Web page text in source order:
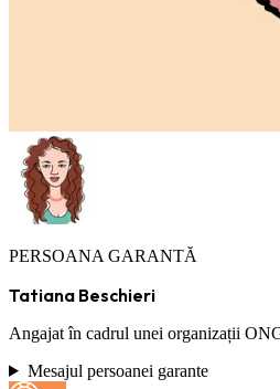
PERSOANA GARANTĂ
Tatiana Beschieri
Angajat în cadrul unei organizații
Mesajul persoanei garante